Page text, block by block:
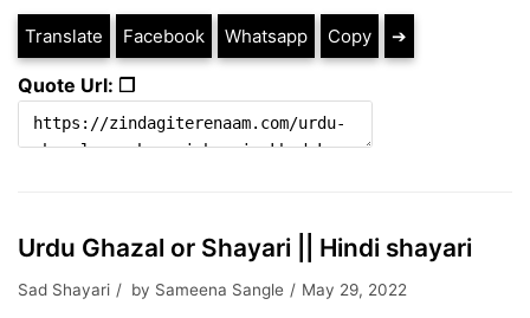
Translate Facebook Whatsapp Copy ➔
Quote Url: ❐
Urdu Ghazal or Shayari || Hindi shayari
Sad Shayari by Sameena Sangle May 29, 2022